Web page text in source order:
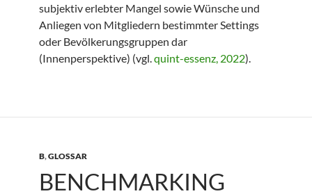
subjektiv erlebter Mangel sowie Wünsche und
Anliegen von Mitgliedern bestimmter Settings
oder Bevölkerungsgruppen dar
(Innenperspektive) (vgl. quint-essenz, 2022).
B,GLOSSAR
BENCHMARKING